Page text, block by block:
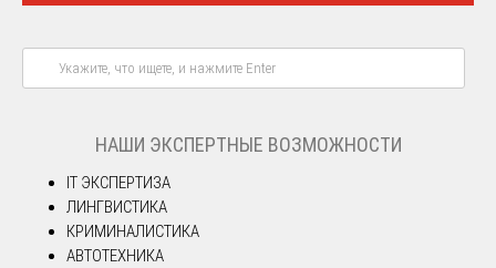
НАШИ ЭКСПЕРТНЫЕ ВОЗМОЖНОСТИ
IT ЭКСПЕРТИЗА
ЛИНГВИСТИКА
КРИМИНАЛИСТИКА
АВТОТЕХНИКА